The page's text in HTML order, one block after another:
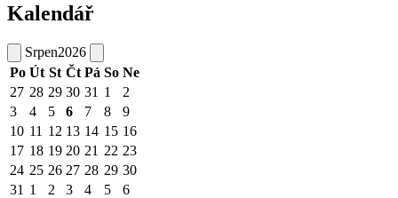
Kalendář
Srpen2026
Po Út St Čt Pá So Ne
27 28 29 30 31 1
2
3
4 5 6 7 8
9
10 11 12 13 14 15 16
17 18 19 20 21 22 23
24 25 26 27 28 29 30
31 1 2 3 4 5 6